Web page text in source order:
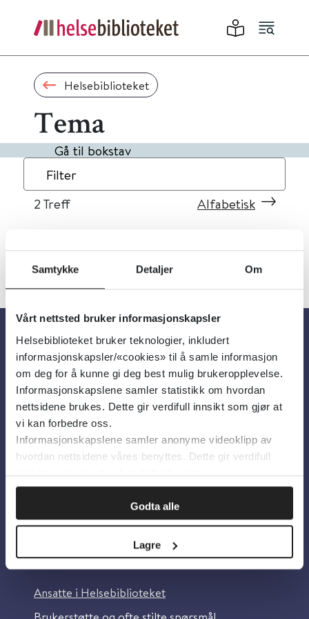
Samtykke Detaljer Om
Vårt nettsted bruker informasjonskapsler
Helsebiblioteket bruker teknologier, inkludert
informasjonskapsler/«cookies» til å samle informasjon
om deg for å kunne gi deg best mulig brukeropplevelse.
Informasjonskapslene samler statistikk om hvordan
nettsidene brukes. Dette gir verdifull innsikt som gjør at
vi kan forbedre oss.
Informasjonskapslene samler anonyme videoklipp av
hvordan nettsidene våres benyttes. Dette gir verdifull
innsikt som gjør at vi kan forbedre oss.
Godta alle
Lagre
Helsebiblioteket
Tema
Gå til bokstav
Filter
2 Treff Alfabetisk
Om oss
Om Helsebiblioteket
Personvern og informasjonskapsler
Tilgjengelighetserklæring
Information in English
Ansatte i Helsebiblioteket